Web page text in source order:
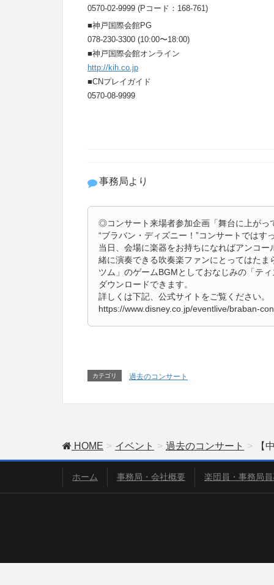
0570-02-9999 (Pコード：168-761)
■神戸国際会館PG
078-230-3300 (10:00〜18:00)
■神戸国際会館オンライン
http://kih.co.jp
■CNプレイガイド
0570-08-9999
事務局より
◎コンサート来場者参加企画「舞台に上がっ
“ブラバン・ディズニー！”コンサートではす
当日、会場に楽器をお持ちになればアンコ
緒に演奏できる吹奏楽ファンにとってはた
ツム」のゲームBGMとしておなじみの「テ
ダウンロードできます。
詳しくは下記、公式サイトをご覧ください。
https://www.disney.co.jp/eventlive/braban-
カテゴリ 過去のコンサート
HOME イベント 過去のコンサート 【
ホーム 事務局・会社概要 楽団員・事務局